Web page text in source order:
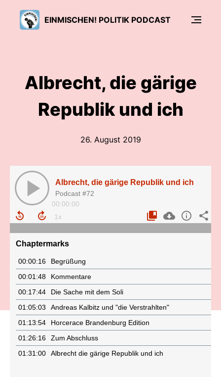
EINMISCHEN! POLITIK PODCAST
Albrecht, die gärige
Republik und ich
26. August 2019
Albrecht, die gärige Republik und ich
Podcast #72
00:00:00
Chaptermarks
00:00:16
Begrüßung
00:01:48
Kommentare
00:17:44
Die Sache mit dem Soli
01:05:03
Andreas Kalbitz und "die Verstrahlten"
01:13:54
Horcerace Brandenburg Edition
01:26:16
Zum Abschluss
01:31:00
Albrecht die gärige Republik und ich